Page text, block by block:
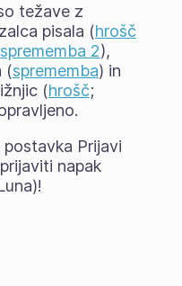
težave z
pisala (hrošč
sprememba 2),
(sprememba) in
(hrošč;
Prijavi
napak